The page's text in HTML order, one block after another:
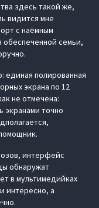
здесь такой же,
видится мне
с наёмным
семьи,
единая полированная
экрана по 12
не отмечена:
экранами точно
интерфейс
обнаружат
в мультимедийках
интересно, а